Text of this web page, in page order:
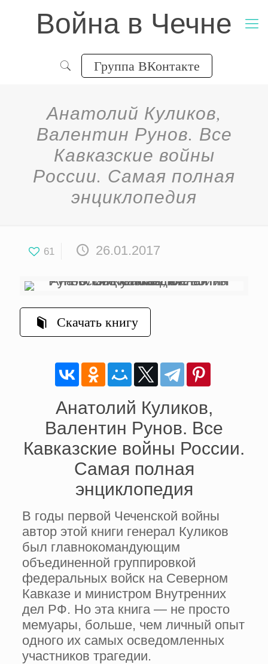
Война в Чечне
Группа ВКонтакте
Анатолий Куликов,
Валентин Рунов. Все
Кавказские войны
России. Самая полная
энциклопедия
61 26.01.2017
Скачать книгу
Анатолий Куликов,
Валентин Рунов. Все
Кавказские войны России.
Самая полная
энциклопедия
В годы первой Чеченской войны
автор этой книги генерал Куликов
был главнокомандующим
объединенной группировкой
федеральных войск на Северном
Кавказе и министром Внутренних
дел РФ. Но эта книга — не просто
мемуары, больше, чем личный опыт
одного их самых осведомленных
участников трагедии.